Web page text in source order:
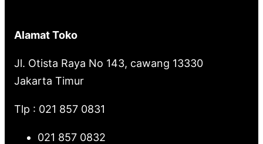
k
Alamat Toko
Jl. Otista Raya No 143, cawang 13330
Jakarta Timur
Tlp : 021 857 0831
021 857 0832